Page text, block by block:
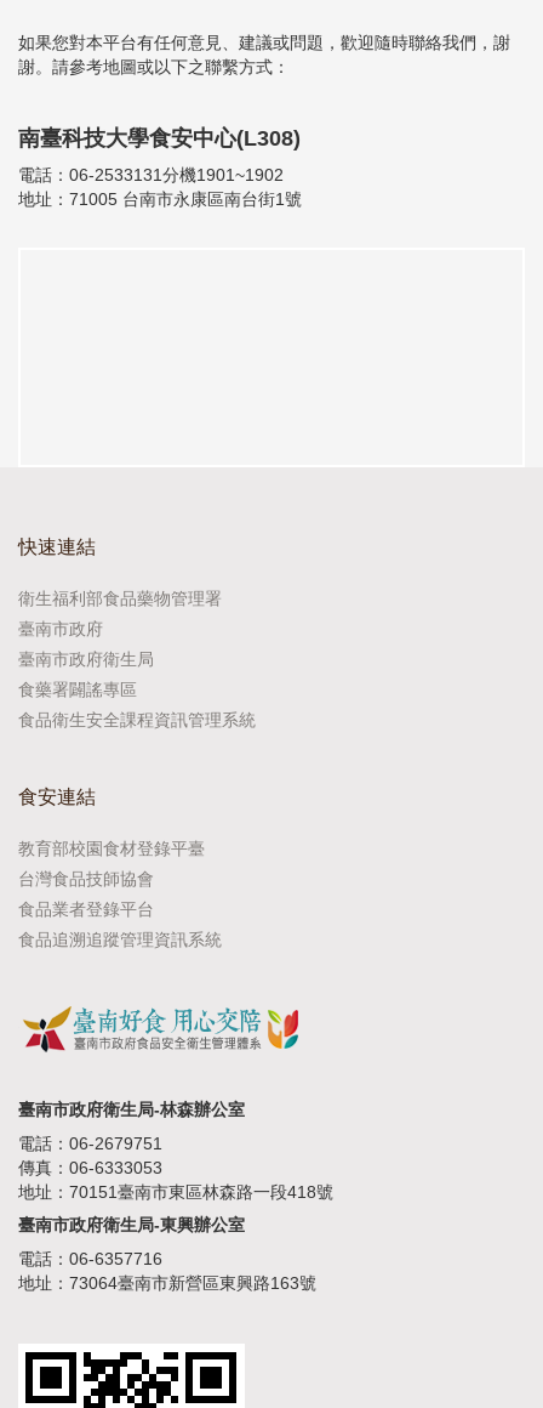
如果您對本平台有任何意見、建議或問題，歡迎隨時聯絡我們，謝
謝。請參考地圖或以下之聯繫方式：
南臺科技大學食安中心(L308)
電話：06-2533131分機1901~1902
地址：71005 台南市永康區南台街1號
快速連結
衛生福利部食品藥物管理署
臺南市政府
臺南市政府衛生局
食藥署闢謠專區
食品衛生安全課程資訊管理系統
食安連結
教育部校園食材登錄平臺
台灣食品技師協會
食品業者登錄平台
食品追溯追蹤管理資訊系統
臺南市政府衛生局-林森辦公室
電話：06-2679751
傳真：06-6333053
地址：70151臺南市東區林森路一段418號
臺南市政府衛生局-東興辦公室
電話：06-6357716
地址：73064臺南市新營區東興路163號